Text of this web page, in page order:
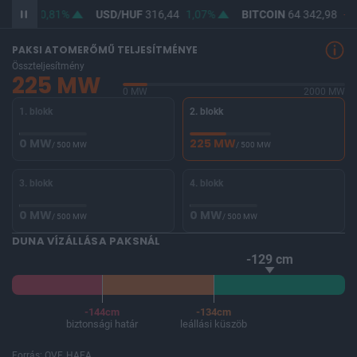
0,81% USD/HUF316,44 1,07% BITCOIN64 342,98 -
PAKSI ATOMERŐMŰ TELJESÍTMÉNYE
Összteljesítmény
225 MW 0 MW
2000 MW
1. blokk
0 MW/ 500 MW
2. blokk
225 MW/ 500 MW
3. blokk
0 MW/ 500 MW
4. blokk
0 MW/ 500 MW
DUNA VÍZÁLLÁSA PAKSNÁL
-129 cm
-144cm
biztonsági határ
-134cm
leállási küszöb